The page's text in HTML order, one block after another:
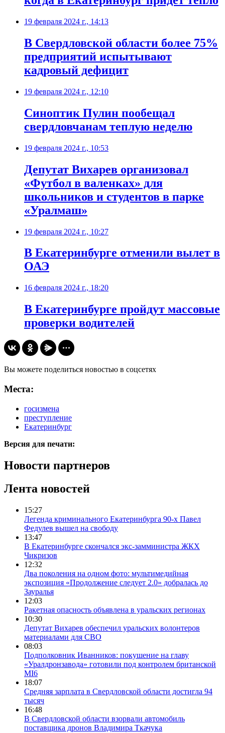
19 февраля 2024 г., 14:13
В Свердловской области более 75%
предприятий испытывают
кадровый дефицит
19 февраля 2024 г., 12:10
Синоптик Пулин пообещал
свердловчанам теплую неделю
19 февраля 2024 г., 10:53
Депутат Вихарев организовал
«Футбол в валенках» для
школьников и студентов в парке
«Уралмаш»
19 февраля 2024 г., 10:27
В Екатеринбурге отменили вылет в
ОАЭ
16 февраля 2024 г., 18:20
В Екатеринбурге пройдут массовые
проверки водителей
Вы можете поделиться новостью в соцсетях
Места:
госизмена
преступление
Екатеринбург
Версия для печати:
Новости партнеров
Лента новостей
15:27
Легенда криминального Екатеринбурга 90-х Павел
Федулев вышел на свободу
13:47
В Екатеринбурге скончался экс-замминистра ЖКХ
Чикризов
12:32
Два поколения на одном фото: мультимедийная
экспозиция «Продолжение следует 2.0» добралась до
Зауралья
12:03
Ракетная опасность объявлена в уральских регионах
10:30
Депутат Вихарев обеспечил уральских волонтеров
материалами для СВО
08:03
Подполковник Иванников: покушение на главу
«Уралдронзавода» готовили под контролем британской
MI6
18:07
Средняя зарплата в Свердловской области достигла 94
тысяч
16:48
В Свердловской области взорвали автомобиль
поставщика дронов Владимира Ткачука